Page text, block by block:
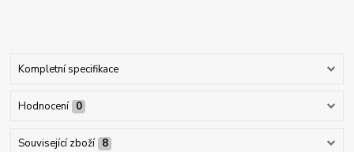
Kompletní specifikace
Hodnocení 0
Související zboží 8